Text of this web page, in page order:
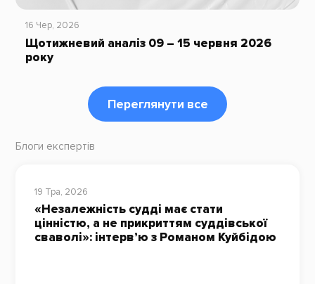
16 Чер, 2026
Щотижневий аналіз 09 – 15 червня 2026
року
Переглянути все
Блоги експертів
19 Тра, 2026
«Незалежність судді має стати
цінністю, а не прикриттям суддівської
сваволі»: інтерв’ю з Романом Куйбідою